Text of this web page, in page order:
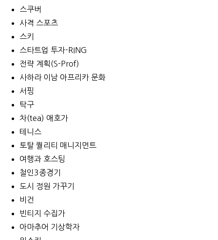
스쿠버
사격 스포츠
스키
스타트업 투자-RING
전략 계획(S-Prof)
사하라 이남 아프리카 문화
서핑
탁구
차(tea) 애호가
테니스
토탈 퀄리티 매니지먼트
여행과 호스팅
철인3종경기
도시 정원 가꾸기
비건
빈티지 수집가
아마추어 기상학자